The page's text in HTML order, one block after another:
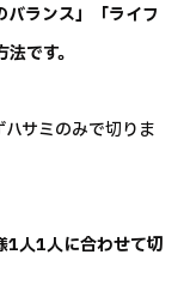
ランス」「ライフ
です。
サミのみで切りま
1人1人に合わせて切